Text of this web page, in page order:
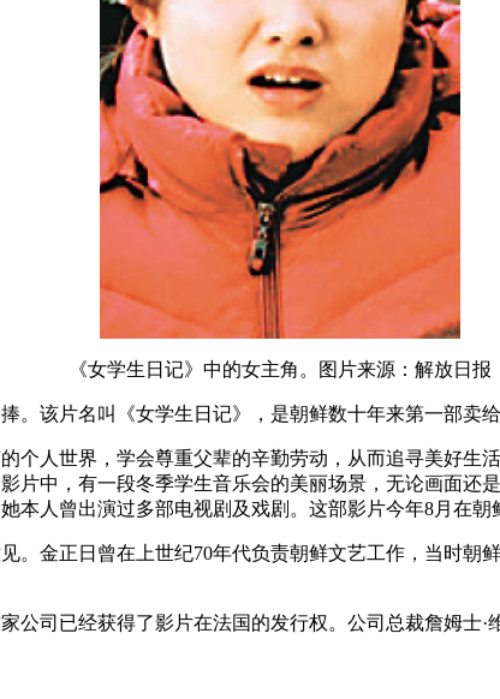
《女学生日记》中的女主角。图片来源：解放日报
该片名叫《女学生日记》，是朝鲜数十年来第一部卖给
个人世界，学会尊重父辈的辛勤劳动，从而追寻美好
片中，有一段冬季学生音乐会的美丽场景，无论画面还
本人曾出演过多部电视剧及戏剧。这部影片今年8月在朝
。金正日曾在上世纪70年代负责朝鲜文艺工作，当时朝
司已经获得了影片在法国的发行权。公司总裁詹姆士·